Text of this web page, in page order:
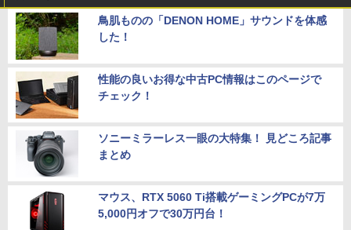
鳥肌ものの「DENON HOME」サウンドを体感
した！
性能の良いお得な中古PC情報はこのページで
チェック！
ソニーミラーレス一眼の大特集！ 見どころ記事
まとめ
マウス、RTX 5060 Ti搭載ゲーミングPCが7万
5,000円オフで30万円台！